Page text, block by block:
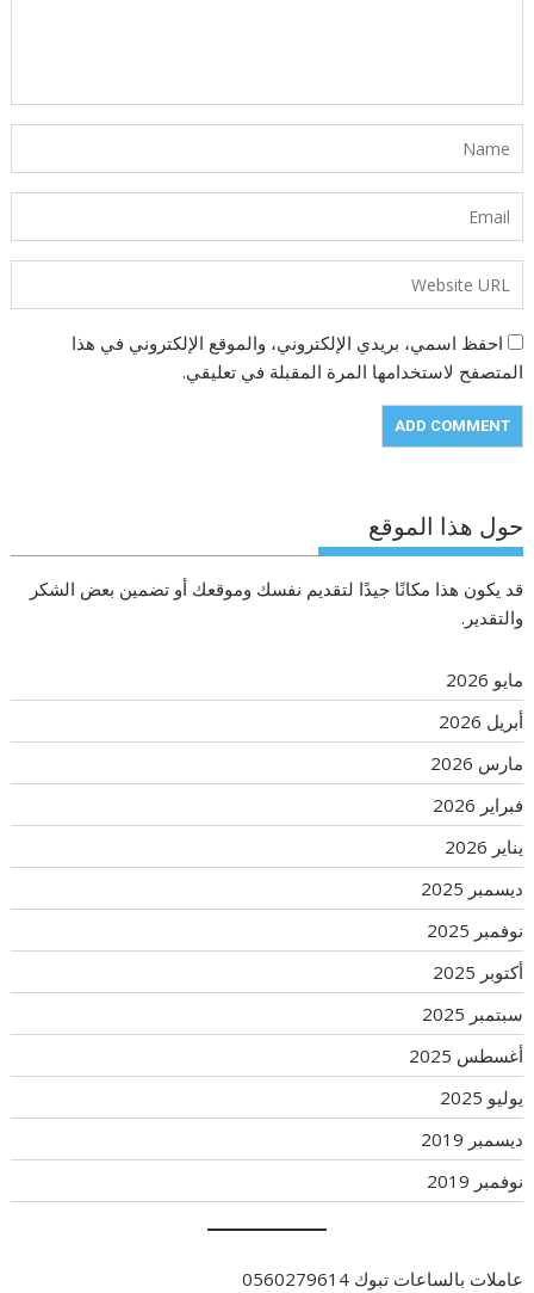
احفظ اسمي، بريدي الإلكتروني، والموقع الإلكتروني في هذا
المتصفح لاستخدامها المرة المقبلة في تعليقي.
حول هذا الموقع
قد يكون هذا مكانًا جيدًا لتقديم نفسك وموقعك أو تضمين بعض الشكر
والتقدير.
مايو 2026
أبريل 2026
مارس 2026
فبراير 2026
يناير 2026
ديسمبر 2025
نوفمبر 2025
أكتوبر 2025
سبتمبر 2025
أغسطس 2025
يوليو 2025
ديسمبر 2019
نوفمبر 2019
عاملات بالساعات تبوك 0560279614